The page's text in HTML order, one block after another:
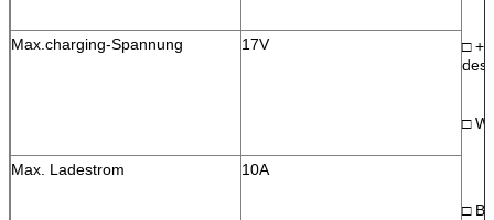
□
des
□
□
Max.charging-Spannung 17V
Max. Ladestrom 10A